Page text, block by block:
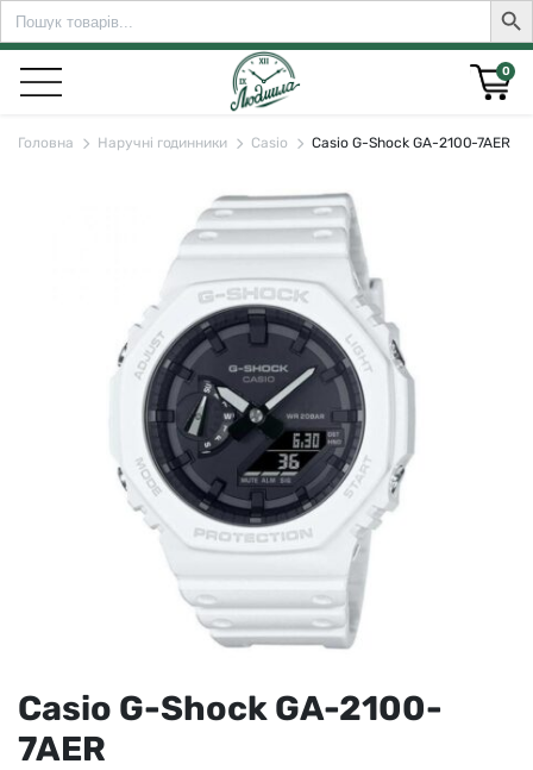
Search
for:
0
Головна Наручні годинники Casio Casio G-Shock GA-2100-7AER
Casio G-Shock GA-2100-
7AER